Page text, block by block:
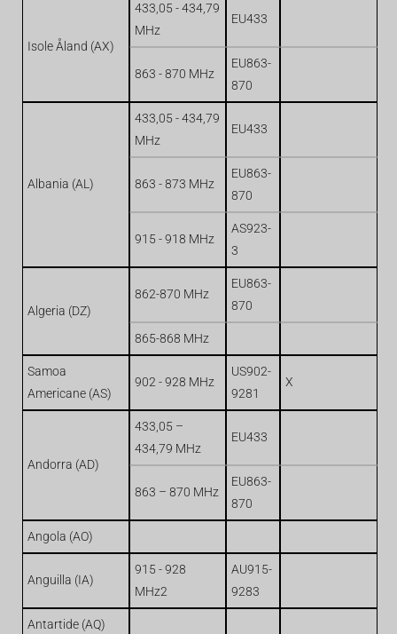
Isole Åland (AX)
433,05 - 434,79
MHz
EU433
863 - 870 MHz
EU863-
870
Albania (AL)
433,05 - 434,79
MHz
EU433
863 - 873 MHz
EU863-
870
915 - 918 MHz
AS923-
3
Algeria (DZ)
862-870 MHz
EU863-
870
865-868 MHz
Samoa
Americane (AS)
902 - 928 MHz
US902-
9281
X
Andorra (AD)
433,05 –
434,79 MHz
EU433
863 – 870 MHz
EU863-
870
Angola (AO)
Anguilla (IA)
915 - 928
MHz2
AU915-
9283
Antartide (AQ)